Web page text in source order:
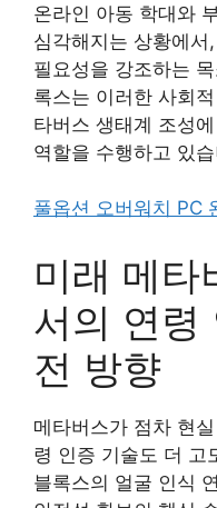
온라인 아동 학대와
심각해지는 상황에
필요성을 강조하는
록스는 이러한 사회
타버스 생태계 조성
역할을 수행하고 있
풀옵션 오버워치 PC
미래 메타
서의 연령
전 방향
메타버스가 점차 현
령 인증 기술도 더 고
블록스의 얼굴 인식